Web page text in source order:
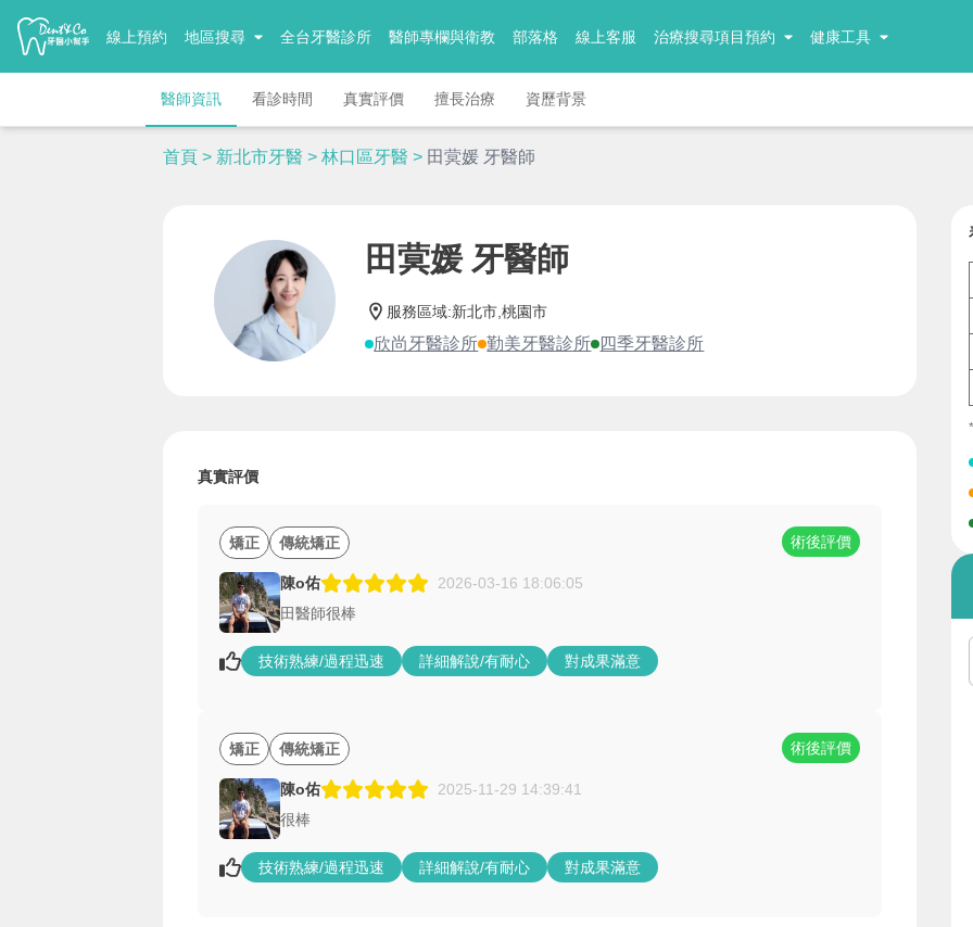
線上預約 地區搜尋 全台牙醫診所 醫師專欄與衛教 部落格 線上客服 治療搜尋項目預約 健康工具
醫師資訊 看診時間 真實評價 擅長治療 資歷背景
首頁 > 新北市牙醫 > 林口區牙醫 > 田蓂媛 牙醫師
田蓂媛 牙醫師
服務區域:新北市,桃園市
欣尚牙醫診所 勤美牙醫診所 四季牙醫診所
真實評價
矯正 傳統矯正 術後評價
陳o佑
2026-03-16 18:06:05
田醫師很棒
技術熟練/過程迅速 詳細解說/有耐心 對成果滿意
矯正 傳統矯正 術後評價
陳o佑
2025-11-29 14:39:41
很棒
技術熟練/過程迅速 詳細解說/有耐心 對成果滿意